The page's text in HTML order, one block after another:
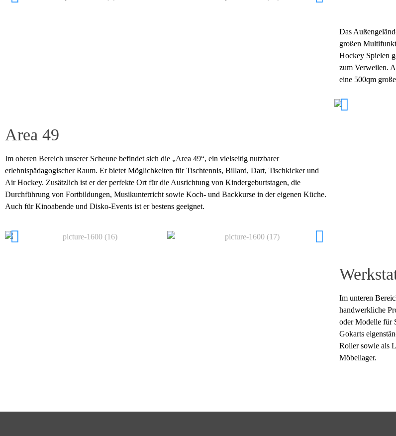
Das
großen
Hockey Spielen
zum Verweilen.
eine 500qm
Area 49
Im oberen Bereich unserer Scheune befindet sich die „Area 49“, ein vielseitig nutzbarer
erlebnispädagogischer Raum. Er bietet Möglichkeiten für Tischtennis, Billard, Dart, Tischkicker und
Air Hockey. Zusätzlich ist er der perfekte Ort für die Ausrichtung von Kindergeburtstagen, die
Durchführung von Fortbildungen, Musikunterricht sowie Koch- und Backkurse in der eigenen Küche.
Auch für Kinoabende und Disko-Events ist er bestens geeignet.
Im unteren
handwerkliche
oder Modelle für
Gokarts
Roller sowie als
Möbellager.